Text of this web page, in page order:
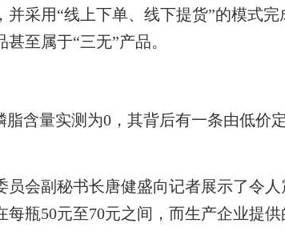
采用“线上下单、线下提货”的模式
至属于“三无”产品。
含量实测为0，其背后有一条由低价
会副秘书长唐健盛向记者展示了令人
每瓶50元至70元之间，而生产企业提